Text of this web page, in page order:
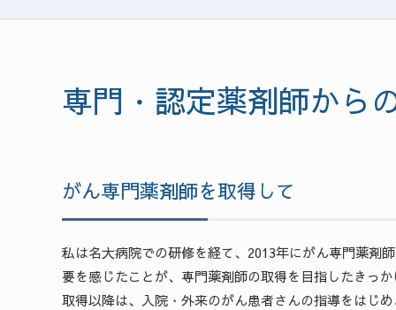
専門・認定薬剤師から
がん専門薬剤師を取得して
私は名大病院での研修を経て、2013年にがん専門薬剤
要を感じたことが、専門薬剤師の取得を目指したきっ
取得以降は、入院・外来のがん患者さんの指導をはじ